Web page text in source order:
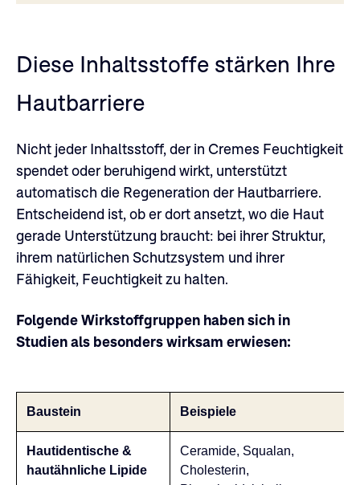
Diese Inhaltsstoffe stärken Ihre
Hautbarriere
Nicht jeder Inhaltsstoff, der in Cremes Feuchtigkeit
spendet oder beruhigend wirkt, unterstützt
automatisch die Regeneration der Hautbarriere.
Entscheidend ist, ob er dort ansetzt, wo die Haut
gerade Unterstützung braucht: bei ihrer Struktur,
ihrem natürlichen Schutzsystem und ihrer
Fähigkeit, Feuchtigkeit zu halten.
Folgende Wirkstoffgruppen haben sich in
Studien als besonders wirksam erwiesen:
Baustein Beispiele
Hautidentische &
hautähnliche Lipide
Ceramide, Squalan,
Cholesterin,